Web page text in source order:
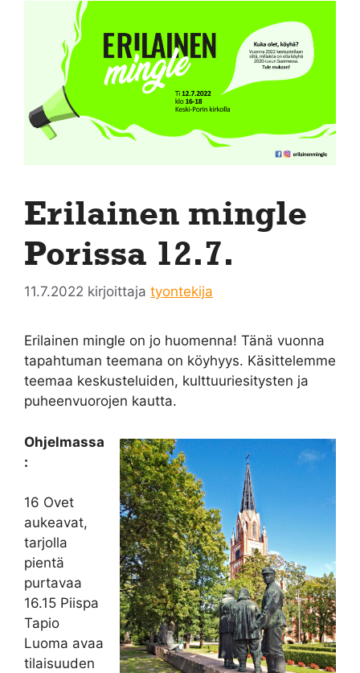
Erilainen mingle
Porissa 12.7.
11.7.2022 kirjoittaja tyontekija
Erilainen mingle on jo huomenna! Tänä vuonna
tapahtuman teemana on köyhyys. Käsittelemme
teemaa keskusteluiden, kulttuuriesitysten ja
puheenvuorojen kautta.
Ohjelmassa
:
16 Ovet
aukeavat,
tarjolla
pientä
purtavaa
16.15 Piispa
Tapio
Luoma avaa
tilaisuuden